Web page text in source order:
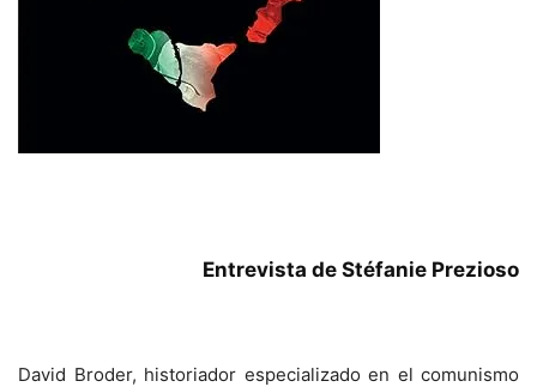
Entrevista de Stéfanie Prezioso
David Broder, historiador especializado en el comunismo